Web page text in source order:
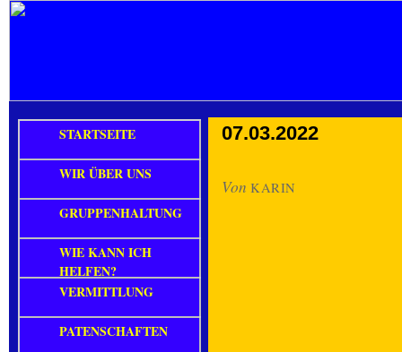
07.03.2022
Von KARIN
STARTSEITE
WIR ÜBER UNS
GRUPPENHALTUNG
WIE KANN ICH
HELFEN?
VERMITTLUNG
PATENSCHAFTEN